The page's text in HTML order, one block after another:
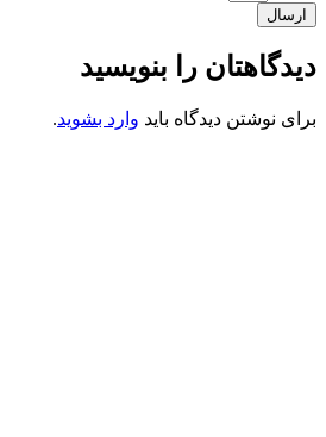
ارسال
دیدگاهتان را بنویسید
برای نوشتن دیدگاه باید وارد بشوید.